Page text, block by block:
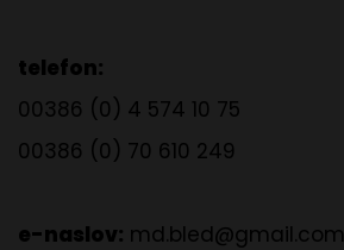
telefon:
00386 (0) 4 574 10 75
00386 (0) 70 610 249
e-naslov: md.bled@gmail.com